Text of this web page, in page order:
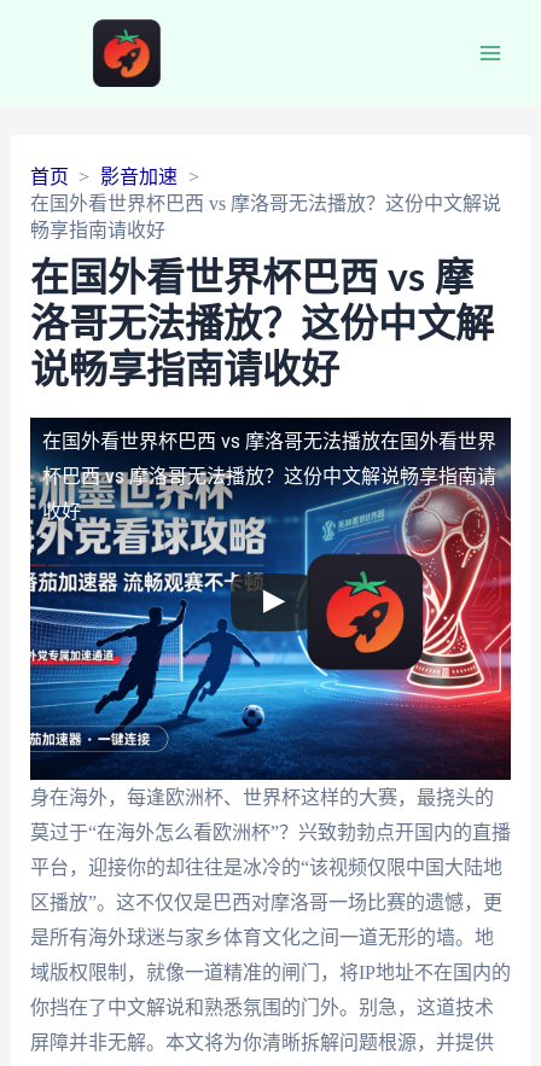
首页
影音加速
在国外看世界杯巴西 vs 摩洛哥无法播放？这份中文解说
畅享指南请收好
在国外看世界杯巴西 vs 摩
洛哥无法播放？这份中文解
说畅享指南请收好
在国外看世界杯巴西 vs 摩洛哥无法播放在国外看世界
杯巴西 vs 摩洛哥无法播放？这份中文解说畅享指南请
收好
身在海外，每逢欧洲杯、世界杯这样的大赛，最挠头的
莫过于“在海外怎么看欧洲杯”？兴致勃勃点开国内的直播
平台，迎接你的却往往是冰冷的“该视频仅限中国大陆地
区播放”。这不仅仅是巴西对摩洛哥一场比赛的遗憾，更
是所有海外球迷与家乡体育文化之间一道无形的墙。地
域版权限制，就像一道精准的闸门，将IP地址不在国内的
你挡在了中文解说和熟悉氛围的门外。别急，这道技术
屏障并非无解。本文将为你清晰拆解问题根源，并提供